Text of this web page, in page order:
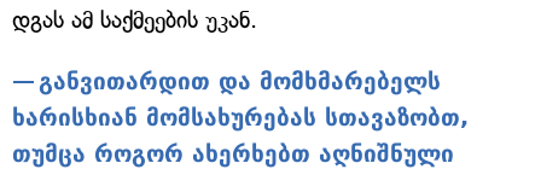
დგას ამ საქმეების უკან.
განვითარდით და მომხმარებელს
ხარისხიან მომსახურებას სთავაზობთ,
თუმცა როგორ ახერხებთ აღნიშნული